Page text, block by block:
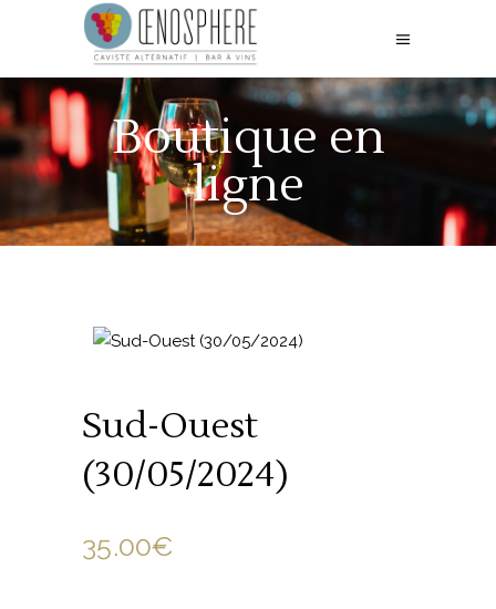
Boutique en
ligne
Sud-Ouest
(30/05/2024)
35.00€